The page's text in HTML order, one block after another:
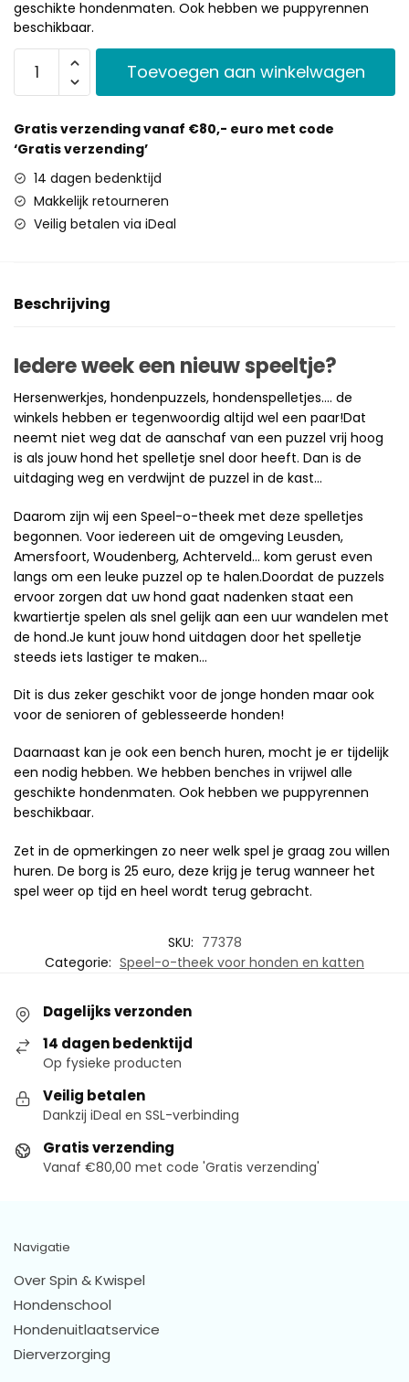
geschikte hondenmaten. Ook hebben we puppyrennen
beschikbaar.
Toevoegen aan winkelwagen
Gratis verzending vanaf €80,- euro met code
‘Gratis verzending’
14 dagen bedenktijd
Makkelijk retourneren
Veilig betalen via iDeal
Beschrijving
Iedere week een nieuw speeltje?
Hersenwerkjes, hondenpuzzels, hondenspelletjes…. de
winkels hebben er tegenwoordig altijd wel een paar!Dat
neemt niet weg dat de aanschaf van een puzzel vrij hoog
is als jouw hond het spelletje snel door heeft. Dan is de
uitdaging weg en verdwijnt de puzzel in de kast…
Daarom zijn wij een Speel-o-theek met deze spelletjes
begonnen. Voor iedereen uit de omgeving Leusden,
Amersfoort, Woudenberg, Achterveld… kom gerust even
langs om een leuke puzzel op te halen.Doordat de puzzels
ervoor zorgen dat uw hond gaat nadenken staat een
kwartiertje spelen als snel gelijk aan een uur wandelen met
de hond.Je kunt jouw hond uitdagen door het spelletje
steeds iets lastiger te maken…
Dit is dus zeker geschikt voor de jonge honden maar ook
voor de senioren of geblesseerde honden!
Daarnaast kan je ook een bench huren, mocht je er tijdelijk
een nodig hebben. We hebben benches in vrijwel alle
geschikte hondenmaten. Ook hebben we puppyrennen
beschikbaar.
Zet in de opmerkingen zo neer welk spel je graag zou willen
huren. De borg is 25 euro, deze krijg je terug wanneer het
spel weer op tijd en heel wordt terug gebracht.
SKU: 77378
Categorie: Speel-o-theek voor honden en katten
Dagelijks verzonden
14 dagen bedenktijd
Op fysieke producten
Veilig betalen
Dankzij iDeal en SSL-verbinding
Gratis verzending
Vanaf €80,00 met code 'Gratis verzending'
Navigatie
Over Spin & Kwispel
Hondenschool
Hondenuitlaatservice
Dierverzorging